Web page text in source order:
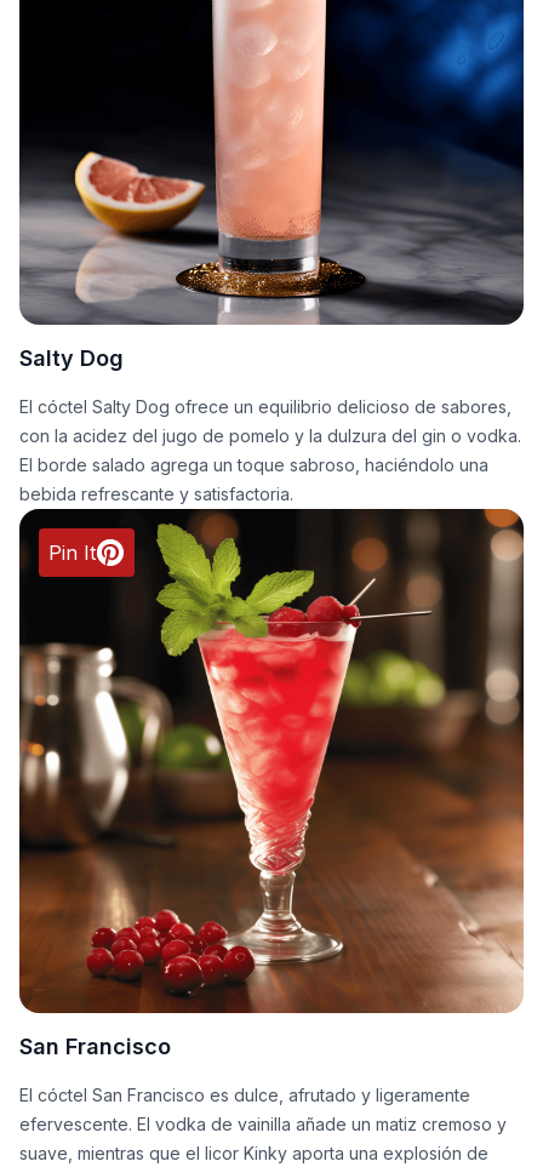
Salty Dog
El cóctel Salty Dog ofrece un equilibrio delicioso de sabores,
con la acidez del jugo de pomelo y la dulzura del gin o vodka.
El borde salado agrega un toque sabroso, haciéndolo una
bebida refrescante y satisfactoria.
Pin It
San Francisco
El cóctel San Francisco es dulce, afrutado y ligeramente
efervescente. El vodka de vainilla añade un matiz cremoso y
suave, mientras que el licor Kinky aporta una explosión de